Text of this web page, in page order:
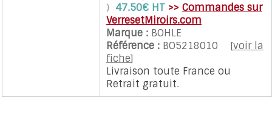
pour une porte (quantité 2 a
sélectionner)
façonnage particulier du verre
(encoches).
L'ouverture de la porte peu être
faite à 90° dans les 2 sens.
Les charnières assurent un
rappel automatique sur la
position neutre dans une zone
) 47.50€ HT >> Commandes sur
VerresetMiroirs.com
Marque : BOHLE
Référence : BO5218010 [voir la
fiche]
Livraison toute France ou
Retrait gratuit.